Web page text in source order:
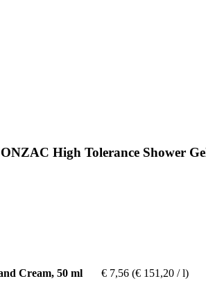
High Tolerance Shower
Cream, 50 ml € 7,56 (€ 151,20 / l)